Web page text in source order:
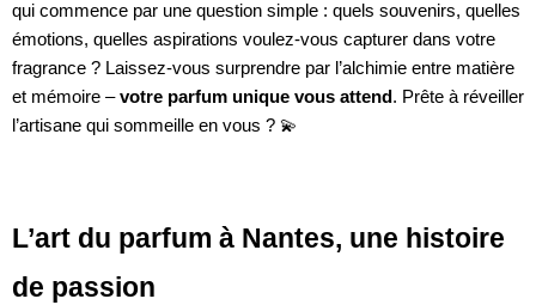
qui commence par une question simple : quels souvenirs, quelles
émotions, quelles aspirations voulez-vous capturer dans votre
fragrance ? Laissez-vous surprendre par l’alchimie entre matière
et mémoire –votre parfum unique vous attend. Prête à réveiller
l’artisane qui sommeille en vous ? 💫
L’art du parfum à Nantes, une histoire
de passion